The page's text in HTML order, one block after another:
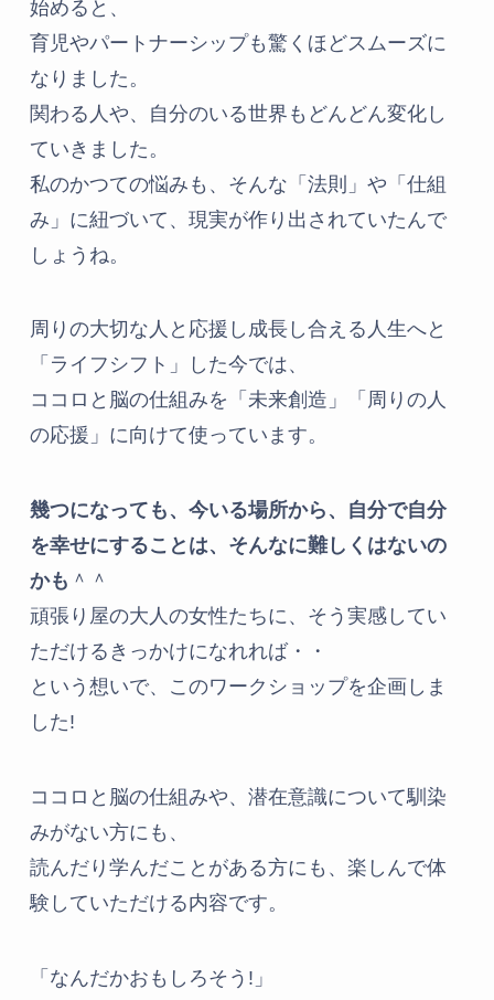
始めると、
育児やパートナーシップも驚くほどスムーズに
なりました。
関わる人や、自分のいる世界もどんどん変化し
ていきました。
私のかつての悩みも、そんな「法則」や「仕組
み」に紐づいて、現実が作り出されていたんで
しょうね。
周りの大切な人と応援し成長し合える人生へと
「ライフシフト」した今では、
ココロと脳の仕組みを「未来創造」「周りの人
の応援」に向けて使っています。
幾つになっても、今いる場所から、自分で自分
を幸せにすることは、そんなに難しくはないの
かも ＾＾
頑張り屋の大人の女性たちに、そう実感してい
ただけるきっかけになれれば・・
という想いで、このワークショップを企画しま
した!
ココロと脳の仕組みや、潜在意識について馴染
みがない方にも、
読んだり学んだことがある方にも、楽しんで体
験していただける内容です。
「なんだかおもしろそう!」